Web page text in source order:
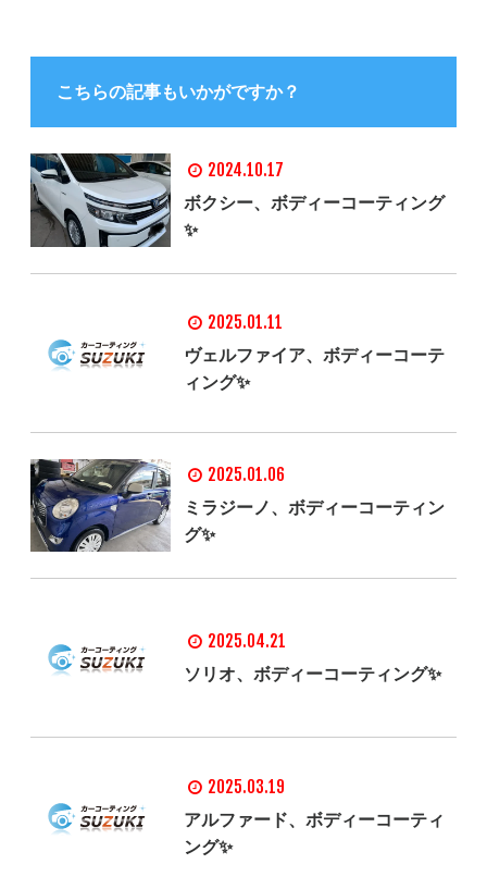
こちらの記事もいかがですか？
2024.10.17
ボクシー、ボディーコーティング
✨
2025.01.11
ヴェルファイア、ボディーコーテ
ィング✨
2025.01.06
ミラジーノ、ボディーコーティン
グ✨
2025.04.21
ソリオ、ボディーコーティング✨
2025.03.19
アルファード、ボディーコーティ
ング✨